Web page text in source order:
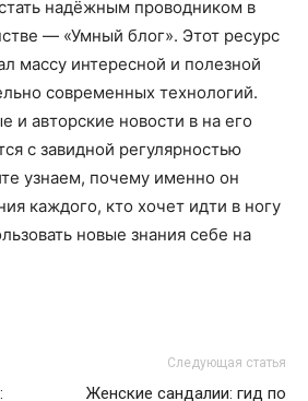
надёжным проводником в
— «Умный блог». Этот ресурс
массу интересной и полезной
современных технологий.
и авторские новости в на его
с завидной регулярностью
узнаем, почему именно он
каждого, кто хочет идти в ногу
новые знания себе на
Следующая статья
Женские сандалии: гид по